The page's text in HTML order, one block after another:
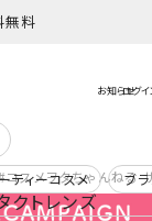
料
コスメヲタちゃんねる
クトレンズ
ティーコスメ ブ